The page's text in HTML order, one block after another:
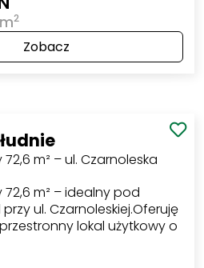
2
Zobacz
m² – ul. Czarnoleska
72,6 m² – idealny pod
ul. Czarnoleskiej.Oferuję
lokal użytkowy o